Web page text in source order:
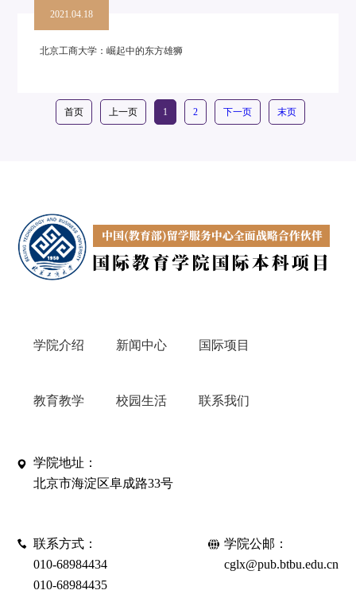
2021.04.18
北京工商大学：崛起中的东方雄狮
首页 上一页 1 2 下一页 末页
学院介绍 新闻中心 国际项目
教育教学 校园生活 联系我们
学院地址：
北京市海淀区阜成路33号
联系方式：
010-68984434
010-68984435
学院公邮：
cglx@pub.btbu.edu.cn